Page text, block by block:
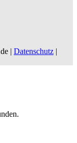
| Datenschutz |